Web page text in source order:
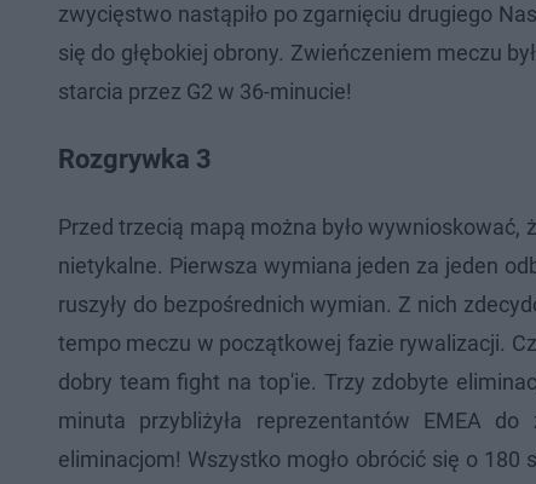
zwycięstwo nastąpiło po zgarnięciu drugiego
się do głębokiej obrony. Zwieńczeniem meczu
starcia przez G2 w 36-minucie!
Rozgrywka 3
Przed trzecią mapą można było wywnioskować,
nietykalne. Pierwsza wymiana jeden za jeden
ruszyły do bezpośrednich wymian. Z nich
tempo meczu w początkowej fazie rywalizacji.
dobry team fight na top'ie. Trzy zdobyte
minuta przybliżyła reprezentantów EMEA
eliminacjom! Wszystko mogło obrócić się o 180